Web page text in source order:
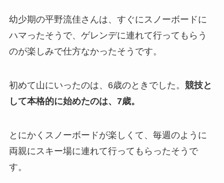
幼少期の平野流佳さんは、すぐにスノーボードに
ハマったそうで、ゲレンデに連れて行ってもらう
のが楽しみで仕方なかったそうです。
初めて山にいったのは、6歳のときでした。 競技と
して本格的に始めたのは、7歳。
とにかくスノーボードが楽しくて、毎週のように
両親にスキー場に連れて行ってもらったそうで
す。